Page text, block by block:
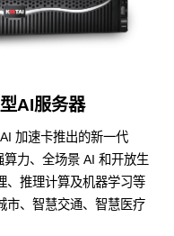
AI服务器
加速卡推出的新一代
力、全场景 AI 和开放生
、推理计算及机器学习等
市、智慧交通、智慧医疗